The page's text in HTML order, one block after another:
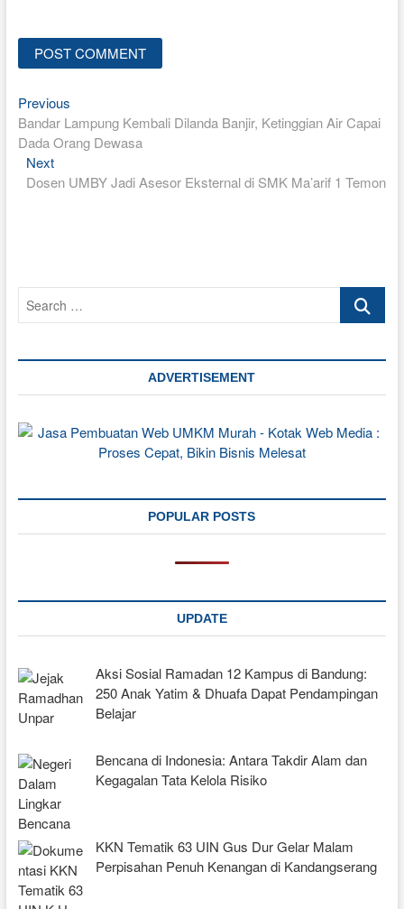
Post
navigation
PreviousPrevious
post:
Bandar Lampung Kembali Dilanda Banjir, Ketinggian Air Capai
Dada Orang Dewasa
NextNext
post:
Dosen UMBY Jadi Asesor Eksternal di SMK Ma’arif 1 Temon
Search
ADVERTISEMENT
POPULAR POSTS
UPDATE
Aksi Sosial Ramadan 12 Kampus di Bandung:
250 Anak Yatim & Dhuafa Dapat Pendampingan
Belajar
Bencana di Indonesia: Antara Takdir Alam dan
Kegagalan Tata Kelola Risiko
KKN Tematik 63 UIN Gus Dur Gelar Malam
Perpisahan Penuh Kenangan di Kandangserang